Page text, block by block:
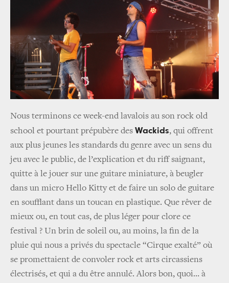
Nous terminons ce week-end lavalois au son rock old
school et pourtant prépubère des Wackids, qui offrent
aux plus jeunes les standards du genre avec un sens du
jeu avec le public, de l’explication et du riff saignant,
quitte à le jouer sur une guitare miniature, à beugler
dans un micro Hello Kitty et de faire un solo de guitare
en soufflant dans un toucan en plastique. Que rêver de
mieux ou, en tout cas, de plus léger pour clore ce
festival ? Un brin de soleil ou, au moins, la fin de la
pluie qui nous a privés du spectacle “Cirque exalté” où
se promettaient de convoler rock et arts circassiens
électrisés, et qui a du être annulé. Alors bon, quoi… à